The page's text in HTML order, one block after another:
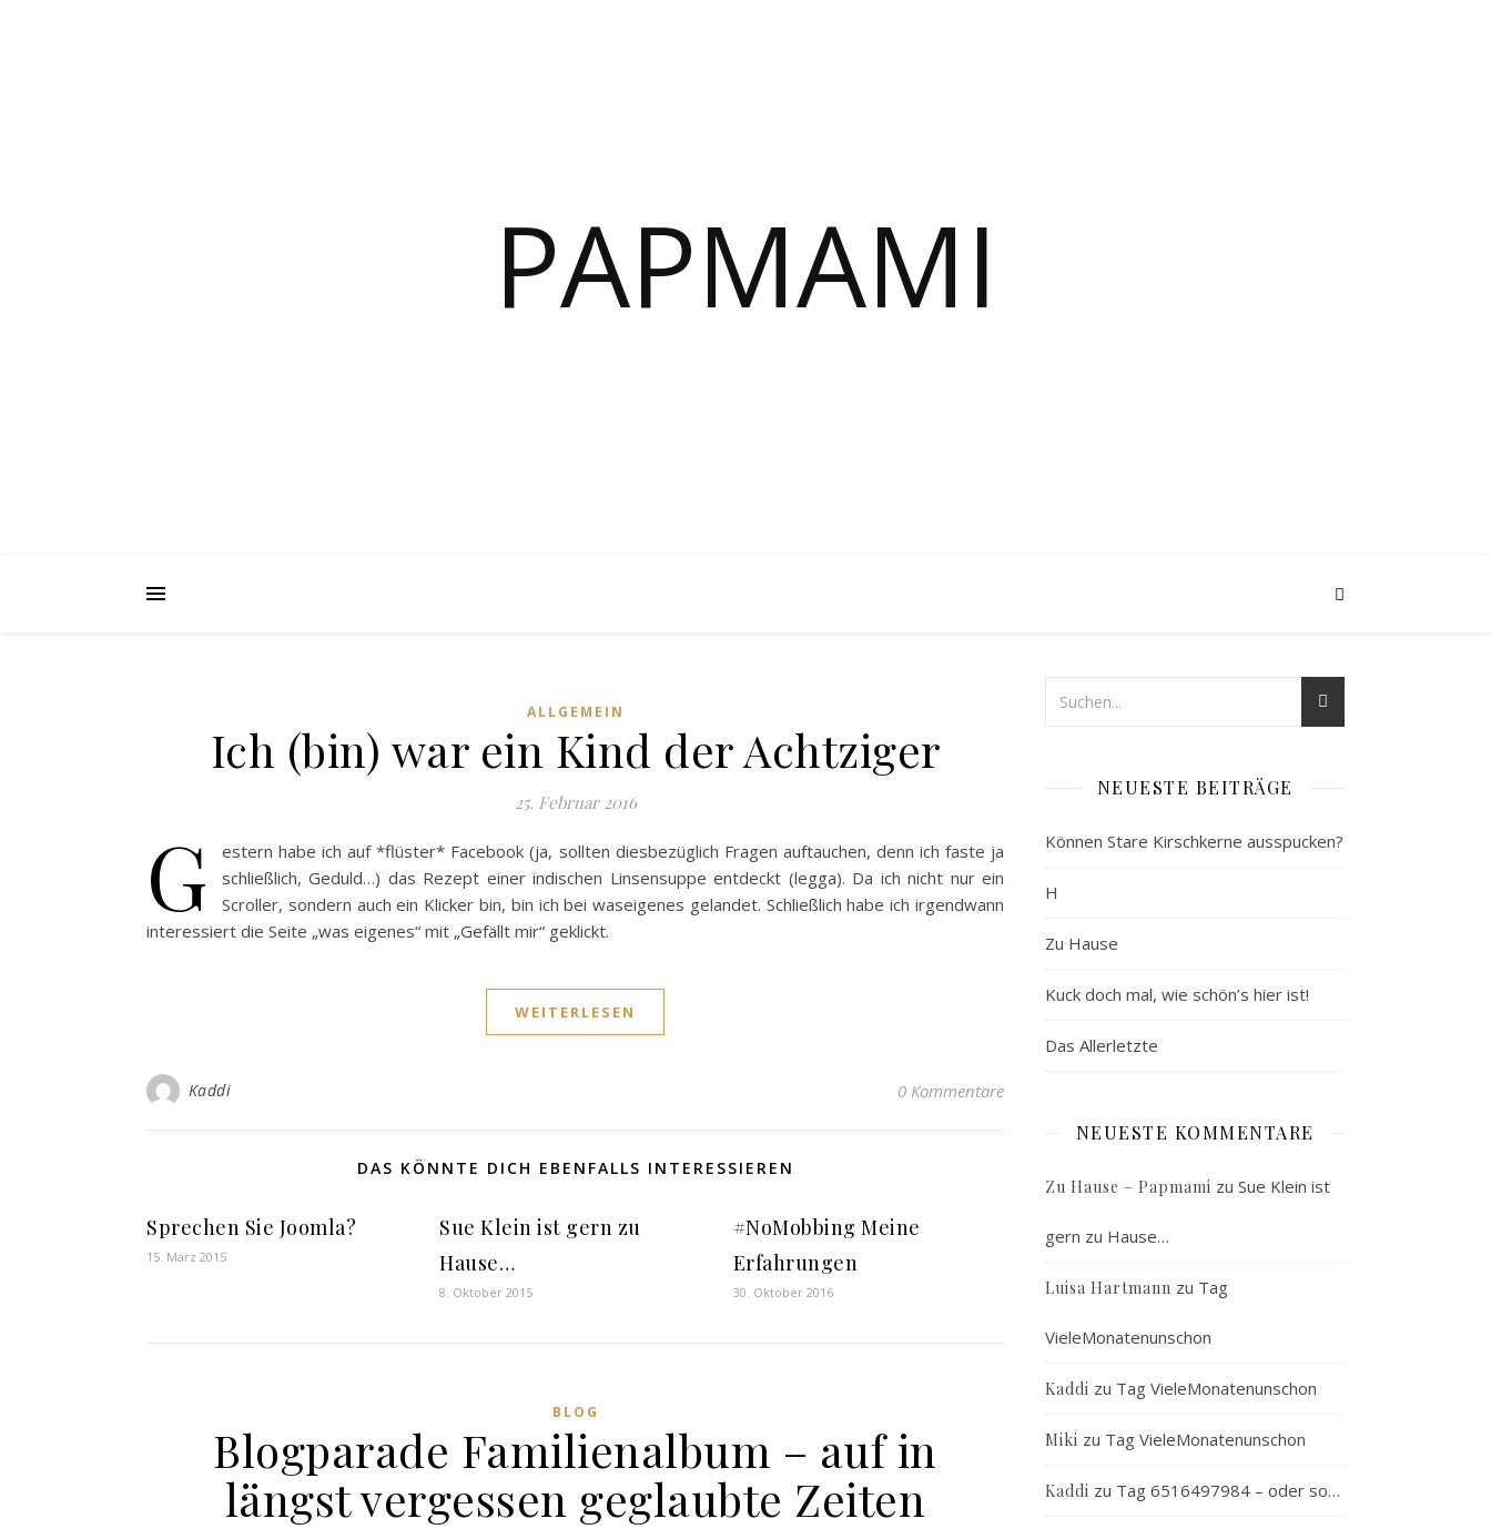
PAPMAMI
ALLGEMEIN
Ich (bin) war ein Kind der Achtziger
25. Februar 2016
G
estern habe ich auf *flüster* Facebook (ja, sollten diesbezüglich Fragen auftauchen, denn ich faste ja
schließlich, Geduld…) das Rezept einer indischen Linsensuppe entdeckt (legga). Da ich nicht nur ein
Scroller, sondern auch ein Klicker bin, bin ich bei waseigenes gelandet. Schließlich habe ich irgendwann
interessiert die Seite „was eigenes“ mit „Gefällt mir“ geklickt.
WEITERLESEN
Kaddi 0 Kommentare
DAS KÖNNTE DICH EBENFALLS INTERESSIEREN
Sprechen Sie Joomla?
15. März 2015
Sue Klein ist gern zu
Hause…
8. Oktober 2015
#NoMobbing Meine
Erfahrungen
30. Oktober 2016
BLOG
Blogparade Familienalbum – auf in
längst vergessen geglaubte Zeiten
NEUESTE BEITRÄGE
Können Stare Kirschkerne ausspucken?
H
Zu Hause
Kuck doch mal, wie schön’s hier ist!
Das Allerletzte
NEUESTE KOMMENTARE
Zu Hause – Papmami zu Sue Klein ist
gern zu Hause…
Luisa Hartmann zu Tag
VieleMonatenunschon
Kaddi zu Tag VieleMonatenunschon
Miki zu Tag VieleMonatenunschon
Kaddi zu Tag 6516497984 – oder so…